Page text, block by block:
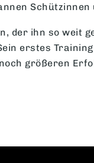
der ihn so weit
erstes
größeren